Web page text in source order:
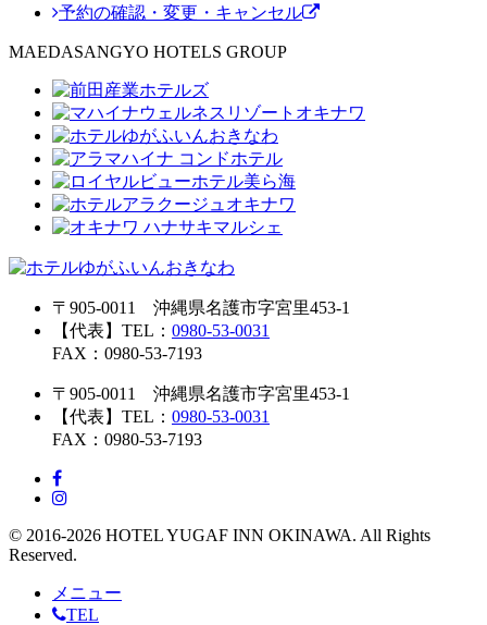
予約の確認・変更・キャンセル
MAEDASANGYO HOTELS GROUP
〒905-0011 沖縄県名護市字宮里453-1
【代表】TEL： 0980-53-0031
FAX：0980-53-7193
〒905-0011 沖縄県名護市字宮里453-1
【代表】TEL： 0980-53-0031
FAX：0980-53-7193
© 2016-2026 HOTEL YUGAF INN OKINAWA. All Rights
Reserved.
メニュー
TEL